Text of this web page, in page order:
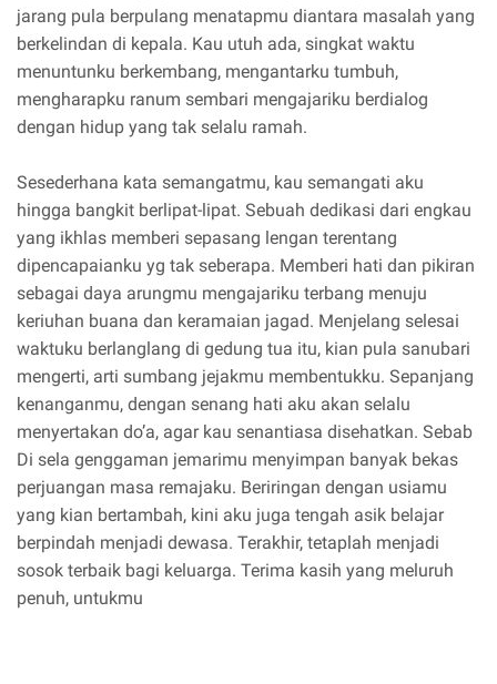
jarang pula berpulang menatapmu diantara masalah yang
berkelindan di kepala. Kau utuh ada, singkat waktu
menuntunku berkembang, mengantarku tumbuh,
mengharapku ranum sembari mengajariku berdialog
dengan hidup yang tak selalu ramah.
Sesederhana kata semangatmu, kau semangati aku
hingga bangkit berlipat-lipat. Sebuah dedikasi dari engkau
yang ikhlas memberi sepasang lengan terentang
dipencapaianku yg tak seberapa. Memberi hati dan pikiran
sebagai daya arungmu mengajariku terbang menuju
keriuhan buana dan keramaian jagad. Menjelang selesai
waktuku berlanglang di gedung tua itu, kian pula sanubari
mengerti, arti sumbang jejakmu membentukku. Sepanjang
kenanganmu, dengan senang hati aku akan selalu
menyertakan do’a, agar kau senantiasa disehatkan. Sebab
Di sela genggaman jemarimu menyimpan banyak bekas
perjuangan masa remajaku. Beriringan dengan usiamu
yang kian bertambah, kini aku juga tengah asik belajar
berpindah menjadi dewasa. Terakhir, tetaplah menjadi
sosok terbaik bagi keluarga. Terima kasih yang meluruh
penuh, untukmu